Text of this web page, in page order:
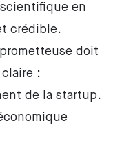
en
crédible.
doit
:
de la startup.